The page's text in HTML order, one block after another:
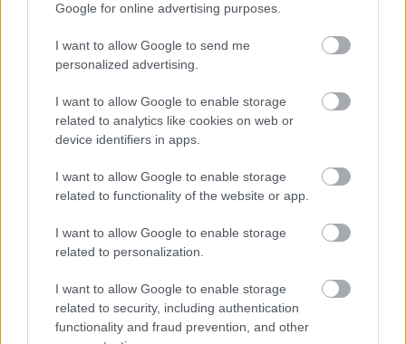
Google for online advertising purposes.
I want to allow Google to send me
personalized advertising.
I want to allow Google to enable storage
related to analytics like cookies on web or
device identifiers in apps.
I want to allow Google to enable storage
related to functionality of the website or app.
I want to allow Google to enable storage
related to personalization.
I want to allow Google to enable storage
related to security, including authentication
functionality and fraud prevention, and other
A legjobb használt SUV modellek és a legrosszabb –
Kezdjük a rossz hírrel: a brit What car? magazin szorgos
használtpiaci kutatással felállította a tíz legjobb, 10 ezer...